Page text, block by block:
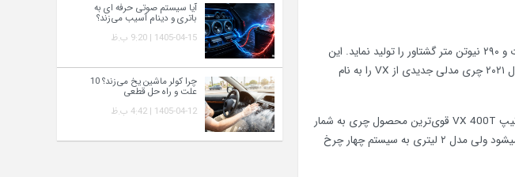
نیروبخش این کراس اوور یک موتور چهار سیلندر ۱.۶ لیتر مجهز به توربوشارژر است که میتواند ۱۹۷ اسب بخار قدرت و ۲۹۰ نیوتن متر گشتاور را تولید نماید. این
موتور همان نمونه استفاده شده در خودرو چری تیگو ۸ پرو بوده که داخل کشورمان نیز عرضه می‌شود. در میانه سال ۲۰۲۱ چری مدلی جدیدی از VX را به نام
موتور 2 لیتری با سیستم پرخوران خود توانایی تولید ۲۵۰ اسب بخار قدرت و ۳۹۰ نیوتن متر گشتاور را داراست و تیپ VX 400T قوی‌ترین محصول چری به شمار
می رود. نیروی خروجی از هر دو موتور به وسیله یک گیربکس هفت سرعته اتوماتیک دو کلاچه به محورها منتقل میشود ولی مدل ۲ لیتری به سیستم چهار چرخ
آیا سیستم صوتی حرفه‌ ای به
باتری و دینام آسیب می‌زند؟
1405-04-15 | 9:20 ب.ظ
چرا کولر ماشین یخ می‌زند؟ 10
علت و راه‌ حل قطعی
1405-04-12 | 4:42 ب.ظ